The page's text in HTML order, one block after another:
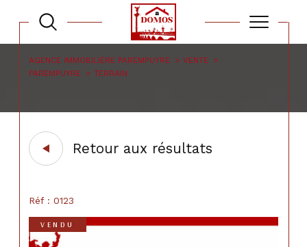
AGENCE IMMOBILIÈRE PAREMPUYRE
VENTE
PAREMPUYRE
TERRAIN
Retour aux résultats
Réf : 0123
VENDU